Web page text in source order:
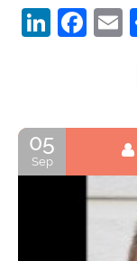
05
Sep